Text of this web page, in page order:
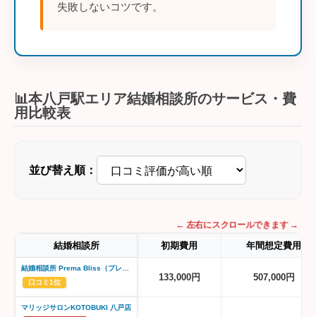
失敗しないコツです。
📊本八戸駅エリア結婚相談所のサービス・費
用比較表
並び替え順：
← 左右にスクロールできます →
結婚相談所 初期費用 年間想定費用
口コミ1位
133,000円 507,000円
マリッジサロンKOTOBUKI 八戸店